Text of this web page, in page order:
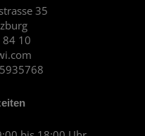
35
10
r
a
m